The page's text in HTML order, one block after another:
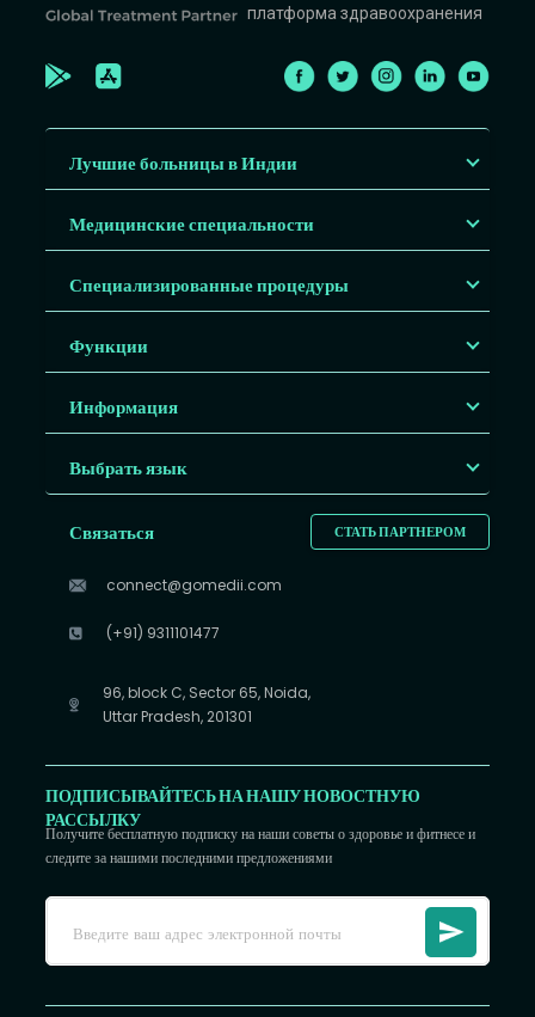
платформа здравоохранения
Лучшие больницы в Индии
Медицинские специальности
Специализированные процедуры
Функции
Информация
Выбрать язык
СТАТЬ ПАРТНЕРОМ
Связаться
connect@gomedii.com
(+91) 9311101477
96, block C, Sector 65, Noida,
Uttar Pradesh, 201301
ПОДПИСЫВАЙТЕСЬ НА НАШУ НОВОСТНУЮ
РАССЫЛКУ
Получите бесплатную подписку на наши советы о здоровье и фитнесе и
следите за нашими последними предложениями